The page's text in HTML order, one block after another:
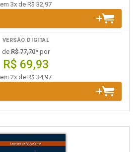
em 3x de R$ 32,97
VERSÃO DIGITAL
de R$ 77,70* por
R$ 69,93
em 2x de R$ 34,97